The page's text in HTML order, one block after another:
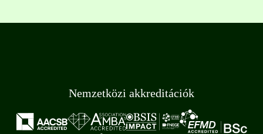
Nemzetközi akkreditációk